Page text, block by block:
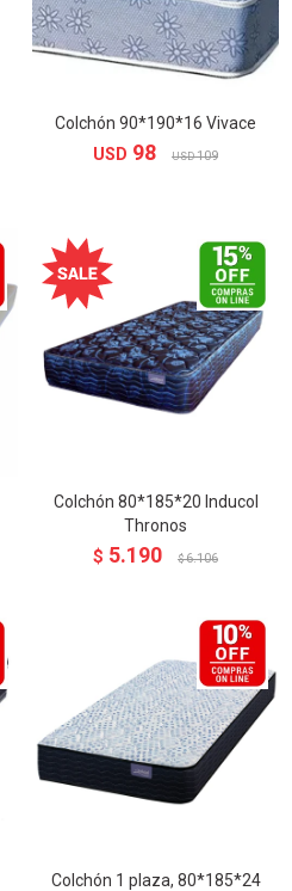
Colchón 90*190*16 Vivace
USD 98 USD 109
Colchón 80*185*20 Inducol
Thronos
$ 5.190 $ 6.106
Colchón 1 plaza, 80*185*24